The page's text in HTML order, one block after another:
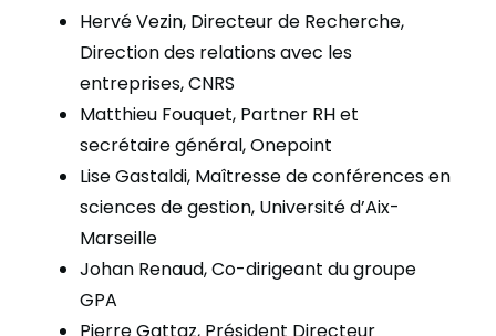
Hervé Vezin, Directeur de Recherche,
Direction des relations avec les
entreprises, CNRS
Matthieu Fouquet, Partner RH et
secrétaire général, Onepoint
Lise Gastaldi, Maîtresse de conférences en
sciences de gestion, Université d’Aix-
Marseille
Johan Renaud, Co-dirigeant du groupe
GPA